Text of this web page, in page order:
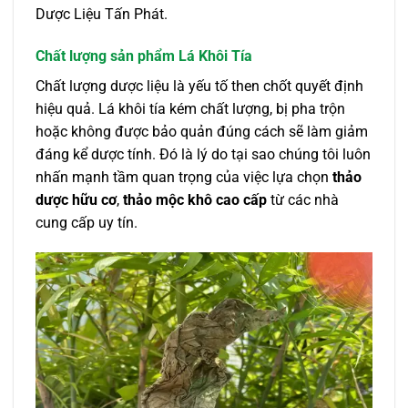
Dược Liệu Tấn Phát.
Chất lượng sản phẩm Lá Khôi Tía
Chất lượng dược liệu là yếu tố then chốt quyết định
hiệu quả. Lá khôi tía kém chất lượng, bị pha trộn
hoặc không được bảo quản đúng cách sẽ làm giảm
đáng kể dược tính. Đó là lý do tại sao chúng tôi luôn
nhấn mạnh tầm quan trọng của việc lựa chọn thảo
dược hữu cơ, thảo mộc khô cao cấp từ các nhà
cung cấp uy tín.